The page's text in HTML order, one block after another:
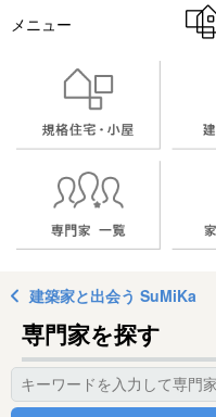
メニュー
建築家と出会う SuMiKa
専門家を探す